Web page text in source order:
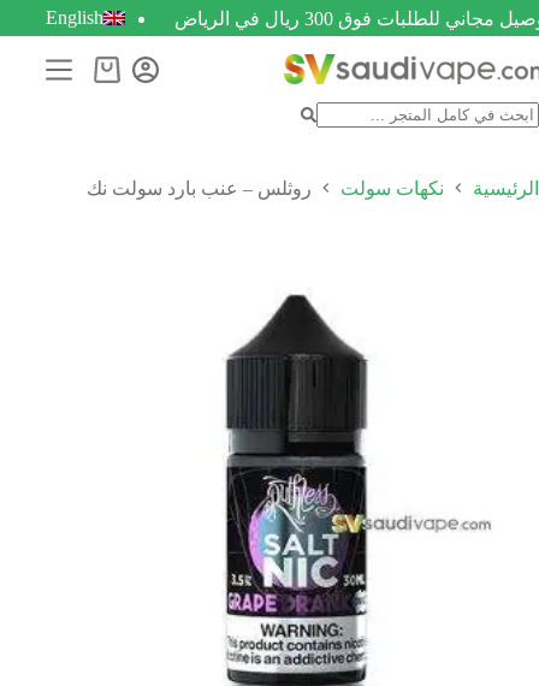
مجاني للطلبات فوق 300 ريال في الرياض English
الرئيسية نكهات سولت روثلس – عنب بارد سولت نك